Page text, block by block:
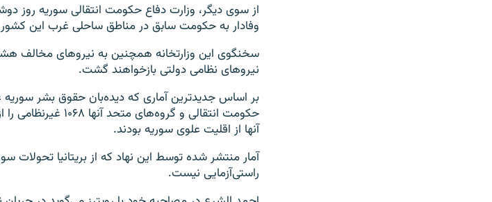
از سوی دیگر، وزارت دفاع حکومت انتقالی سوریه روز
وفادار به حکومت سابق در مناطق ساحلی غرب این کشور
سخنگوی این وزارتخانه همچنین به نیروهای مخالف
نیروهای نظامی دولتی بازخواهند گشت.
بر اساس جدیدترین آماری که دیده‌بان حقوق بشر
حکومت انتقالی و
آنها از اقلیت علوی سوریه بودند.
آمار منتشر شده توسط این نهاد که از بریتانیا
راستی‌آزمایی نیست.